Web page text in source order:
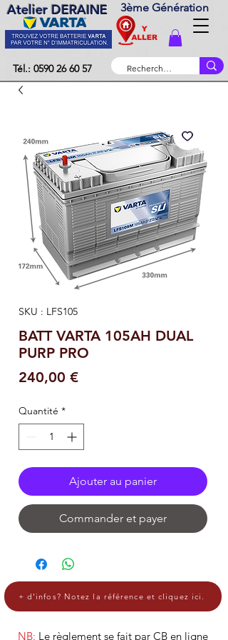
Atelier DERAINE 3ème Génération
Tél.: 0590 26 60 57
SKU : LFS105
BATT VARTA 105AH DUAL
PURP PRO
240,00 €Prix
Quantité *
Ajouter au panier
Commander et payer
+ d'infos? Notez la référence et cliquez ici.
NB: Le règlement se fait par CB en ligne